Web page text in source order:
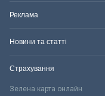
Реклама
Новини та статті
Страхування
Зелена карта онлайн